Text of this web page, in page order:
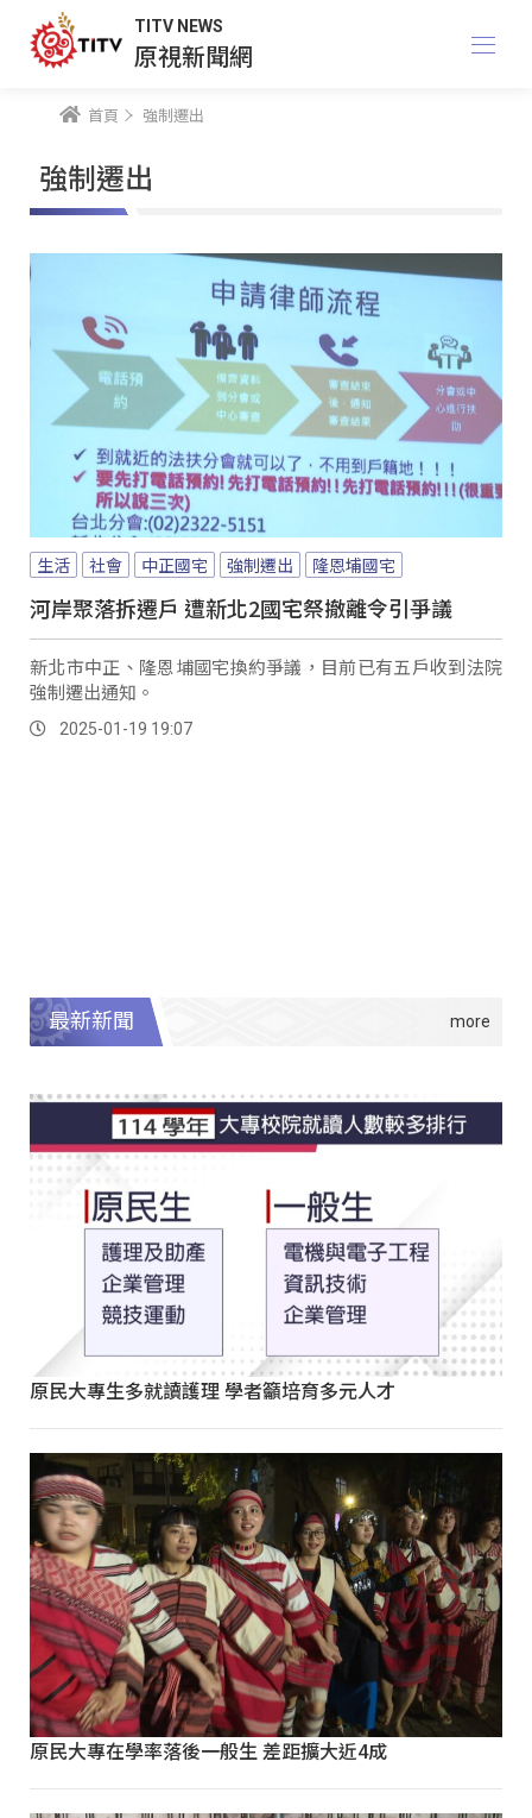
TITV NEWS
原視新聞網
首頁 強制遷出
強制遷出
生活 社會 中正國宅 強制遷出 隆恩埔國宅
河岸聚落拆遷戶 遭新北2國宅祭撤離令引爭議
新北市中正、隆恩埔國宅換約爭議，目前已有五戶收到法院
強制遷出通知。
2025-01-19 19:07
最新新聞
原民大專生多就讀護理 學者籲培育多元人才
原民大專在學率落後一般生 差距擴大近4成